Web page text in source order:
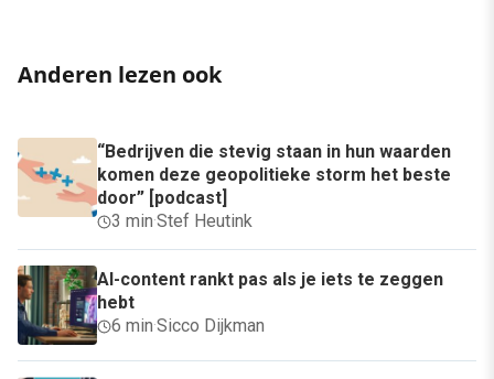
Anderen lezen ook
“Bedrijven die stevig staan in hun waarden
komen deze geopolitieke storm het beste
door” [podcast]
3 min·Stef Heutink
AI-content rankt pas als je iets te zeggen
hebt
6 min·Sicco Dijkman